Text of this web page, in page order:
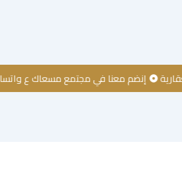
إنضم معنا في مجتمع مسعاك ع واتساب